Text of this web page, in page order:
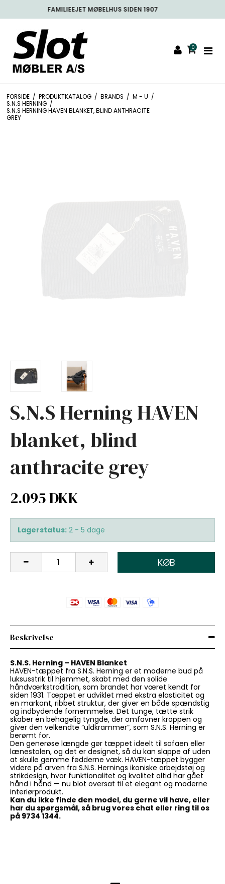
FREMRAGENDE PÅ TRUSTPILOT
0
FORSIDE / PRODUKTKATALOG / BRANDS / M - U /
S.N.S HERNING /
S.N.S HERNING HAVEN BLANKET, BLIND ANTHRACITE
GREY
S.N.S Herning HAVEN
blanket, blind
anthracite grey
2.095 DKK
Lagerstatus: 2 - 5 dage
KØB
Beskrivelse
S.N.S. Herning – HAVEN Blanket
HAVEN-tæppet fra S.N.S. Herning er et moderne bud på
luksusstrik til hjemmet, skabt med den solide
håndværkstradition, som brandet har været kendt for
siden 1931. Tæppet er udviklet med ekstra elasticitet og
en markant, ribbet struktur, der giver en både spændstig
og indbydende fornemmelse. Det tunge, tætte strik
skaber en behagelig tyngde, der omfavner kroppen og
giver den velkendte “uldkrammer”, som S.N.S. Herning er
berømt for.
Den generøse længde gør tæppet ideelt til sofaen eller
lænestolen, og det er designet, så du kan slappe af uden
at skulle gemme fødderne væk. HAVEN-tæppet bygger
videre på arven fra S.N.S. Hernings ikoniske arbejdstøj og
strikdesign, hvor funktionalitet og kvalitet altid har gået
hånd i hånd — nu blot oversat til et elegant og moderne
interiørprodukt.
Kan du ikke finde den model, du gerne vil have, eller
har du spørgsmål, så brug vores chat eller ring til os
på 9734 1344.